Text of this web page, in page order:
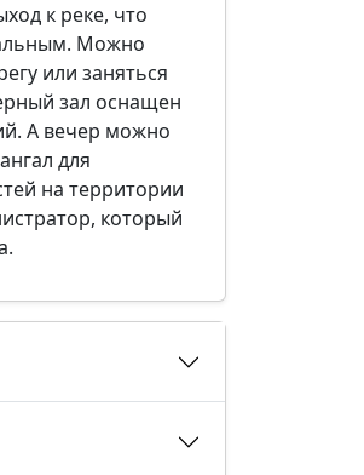
к реке, что
Можно
или заняться
зал оснащен
А вечер можно
для
на территории
который